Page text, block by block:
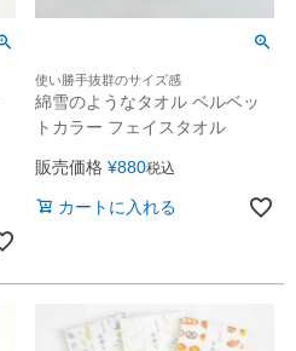
使い勝手抜群のサイズ感
綿雪のようなタオル ベルベッ
トカラー フェイスタオル
販売価格 ¥880税込
カートに入れる